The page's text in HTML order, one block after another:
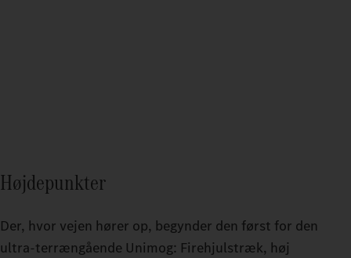
Højdepunkter
Der, hvor vejen hører op, begynder den først for den
ultra-terrængående Unimog: Firehjulstræk, høj